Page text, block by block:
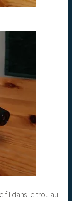
fil dans le trou au